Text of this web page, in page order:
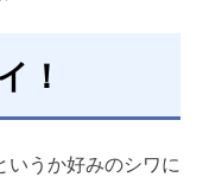
！
いうか好みのシワに